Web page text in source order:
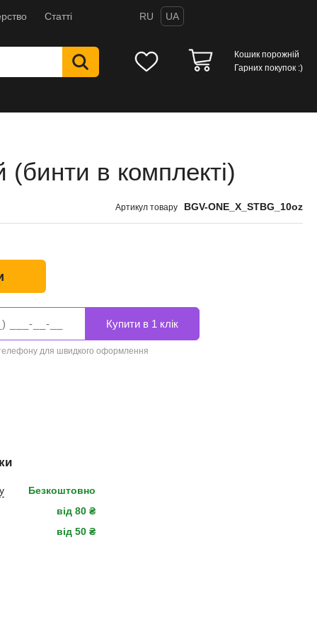
Статті RU UA
Кошик порожній
Гарних покупок :)
(бинти в комплекті)
Артикул товару BGV-ONE_X_STBG_10oz
для швидкого оформлення
Безкоштовно
від 80 ₴
від 50 ₴